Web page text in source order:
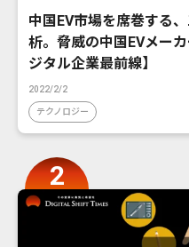
中国EV市場を席巻する
析。脅威の中国EVメー
ジタル企業最前線】
2022/2/2
テクノロジー